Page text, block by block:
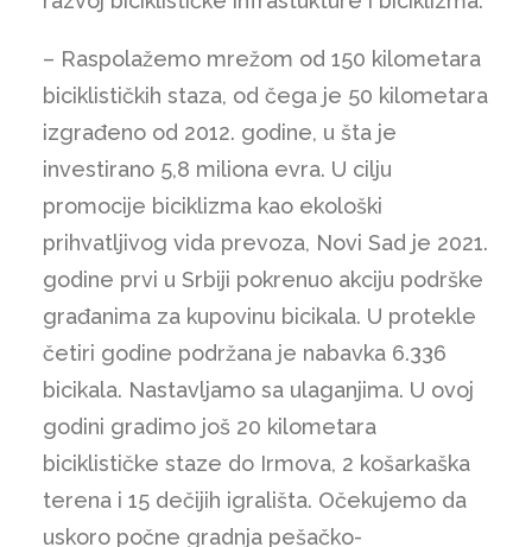
– Raspolažemo mrežom od 150 kilometara
biciklističkih staza, od čega je 50 kilometara
izgrađeno od 2012. godine, u šta je
investirano 5,8 miliona evra. U cilju
promocije biciklizma kao ekološki
prihvatljivog vida prevoza, Novi Sad je 2021.
godine prvi u Srbiji pokrenuo akciju podrške
građanima za kupovinu bicikala. U protekle
četiri godine podržana je nabavka 6.336
bicikala. Nastavljamo sa ulaganjima. U ovoj
godini gradimo još 20 kilometara
biciklističke staze do Irmova, 2 košarkaška
terena i 15 dečijih igrališta. Očekujemo da
uskoro počne gradnja pešačko-